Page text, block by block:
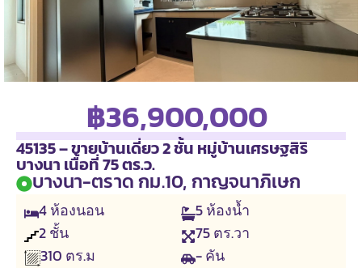
฿36,900,000
45135 – ขายบ้านเดี่ยว 2 ชั้น หมู่บ้านเศรษฐสิริ
บางนา เนื้อที่ 75 ตร.ว.
บางนา-ตราด กม.10, กาญจนาภิเษก
4ห้องนอน 5ห้องน้ำ
2ชั้น 75ตร.วา
310 ตร.ม - คัน